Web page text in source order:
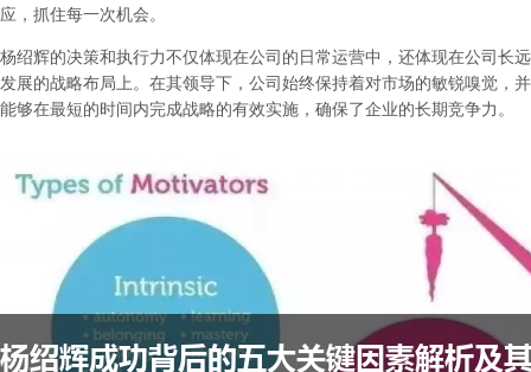
应，抓住每一次机会。
杨绍辉的决策和执行力不仅体现在公司的日常运营中，还体现在公司长远
发展的战略布局上。在其领导下，公司始终保持着对市场的敏锐嗅觉，并
能够在最短的时间内完成战略的有效实施，确保了企业的长期竞争力。